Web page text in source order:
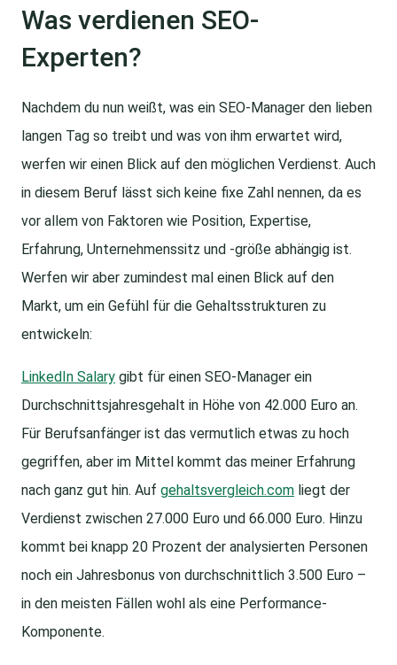
Was verdienen SEO-
Experten?
Nachdem du nun weißt, was ein SEO-Manager den lieben
langen Tag so treibt und was von ihm erwartet wird,
werfen wir einen Blick auf den möglichen Verdienst. Auch
in diesem Beruf lässt sich keine fixe Zahl nennen, da es
vor allem von Faktoren wie Position, Expertise,
Erfahrung, Unternehmenssitz und -größe abhängig ist.
Werfen wir aber zumindest mal einen Blick auf den
Markt, um ein Gefühl für die Gehaltsstrukturen zu
entwickeln:
LinkedIn Salary gibt für einen SEO-Manager ein
Durchschnittsjahresgehalt in Höhe von 42.000 Euro an.
Für Berufsanfänger ist das vermutlich etwas zu hoch
gegriffen, aber im Mittel kommt das meiner Erfahrung
nach ganz gut hin. Auf gehaltsvergleich.com liegt der
Verdienst zwischen 27.000 Euro und 66.000 Euro. Hinzu
kommt bei knapp 20 Prozent der analysierten Personen
noch ein Jahresbonus von durchschnittlich 3.500 Euro –
in den meisten Fällen wohl als eine Performance-
Komponente.